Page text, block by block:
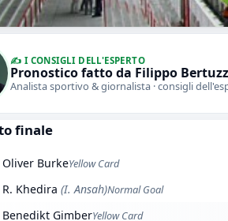
✍️ I CONSIGLI DELL'ESPERTO
Pronostico fatto da Filippo
Analista sportivo & giornalista · consigli
finale
Oliver BurkeYellow Card
R. Khedira (I. Ansah)Normal Goal
Benedikt GimberYellow Card